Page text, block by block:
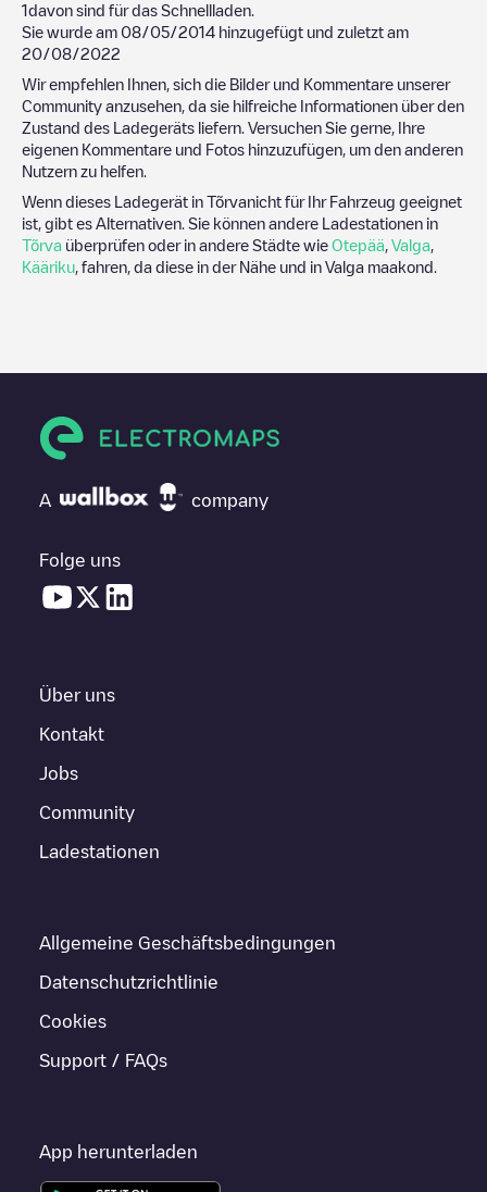
1davon sind für das Schnellladen.
Sie wurde am 08/05/2014 hinzugefügt und zuletzt am
20/08/2022
Wir empfehlen Ihnen, sich die Bilder und Kommentare unserer
Community anzusehen, da sie hilfreiche Informationen über den
Zustand des Ladegeräts liefern. Versuchen Sie gerne, Ihre
eigenen Kommentare und Fotos hinzuzufügen, um den anderen
Nutzern zu helfen.
Wenn dieses Ladegerät in Tõrvanicht für Ihr Fahrzeug geeignet
ist, gibt es Alternativen. Sie können andere Ladestationen in
Tõrva überprüfen oder in andere Städte wie Otepää Valga
Kääriku , fahren, da diese in der Nähe und in Valga maakond
A company
Folge uns
Über uns
Kontakt
Jobs
Community
Ladestationen
Allgemeine Geschäftsbedingungen
Datenschutzrichtlinie
Cookies
Support / FAQs
App herunterladen